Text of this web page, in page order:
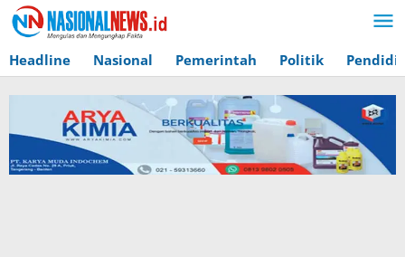
Lewati
ke
konten
Headline Nasional Pemerintah Politik